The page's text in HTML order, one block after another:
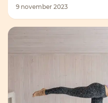
9 november 2023